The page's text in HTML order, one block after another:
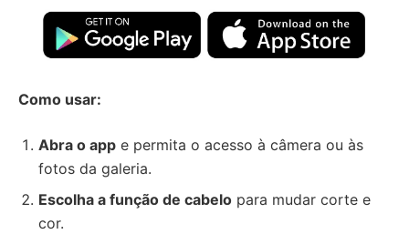
Como usar:
Abra o app e permita o acesso à câmera ou às
fotos da galeria.
Escolha a função de cabelo para mudar corte e
cor.